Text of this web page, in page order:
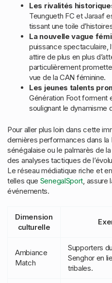
Les rivalités
Teungueth FC et Jaraaf
tissant une toile
La nouvelle vague
puissance spectaculaire,
attire de plus en plus
particulièrement
vue de la CAN féminine.
Les jeunes talents
Génération Foot forment
soulignant le dynamisme
Pour aller plus loin dans cette
dernières performances dans la
sénégalaise ou le palmarès de
des analyses tactiques de
Le réseau médiatique riche et
telles que SenegalSport ,
événements.
Dimension
culturelle
Ambiance
Match
Supporters
Senghor en
tribales.